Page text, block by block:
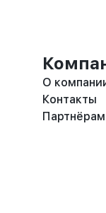
О
Контакты
Партнёрам